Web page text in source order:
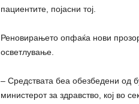
пациентите, појасни тој.
Реновирањето опфаќа нови
осветлување.
– Средствата беа обезбедени од
министерот за здравство, кој во